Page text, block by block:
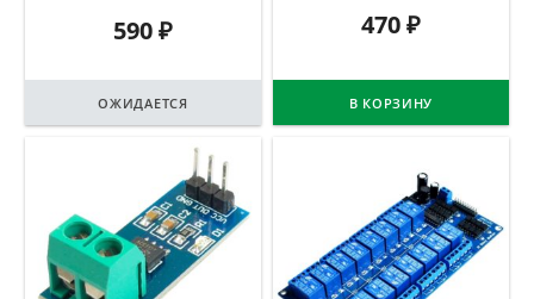
590₽
ОЖИДАЕТСЯ
470₽
В КОРЗИНУ